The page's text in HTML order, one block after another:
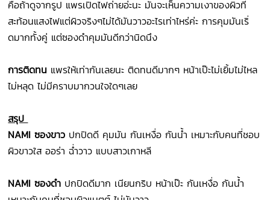
คือถ้าดูจากรูป แพรเปิดไฟถ่ายอ่ะนะ มันจะเห็นความเงาของผิวที่
สะท้อนแสงไฟแต่ผิวจริงๆไม่ได้มันวาวอะไรเท่าไหร่ค่ะ การคุมมันเริ่
ดมากทั้งคู่ แต่ซองดำคุมมันดีกว่านิดนึง
การติดทน แพรให้เท่ากันเลยนะ ติดทนดีมากๆ หน้าเป๊ะไม่เยิ้มไม่ไหล
ไม่หลุด ไม่มีคราบมากวนใจใดๆเลย
สรุป
NAMI ซองขาว ปกปิดดี คุมมัน กันเหงื่อ กันน้ำ เหมาะกับคนที่ชอบ
ผิวขาวใส ออร่า ฉ่ำวาว แบบสาวเกาหลี
NAMI ซองดำ ปกปิดดีมาก เนียนกริบ หน้าเป๊ะ กันเหงื่อ กันน้ำ